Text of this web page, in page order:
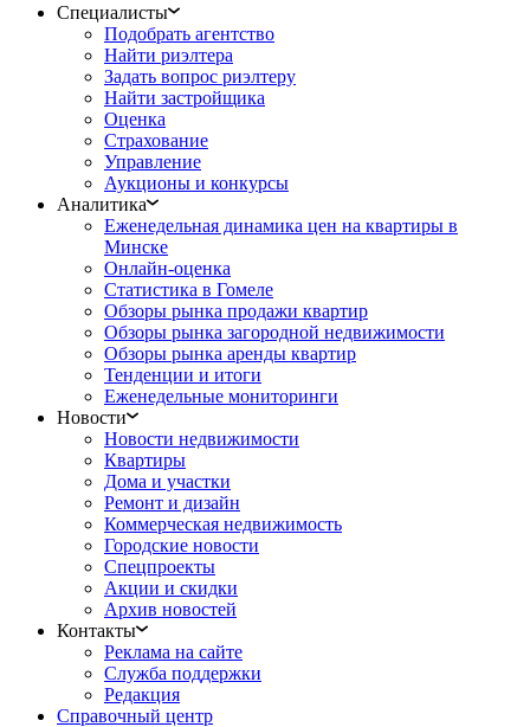
Специалисты
Подобрать агентство
Найти риэлтера
Задать вопрос риэлтеру
Найти застройщика
Оценка
Страхование
Управление
Аукционы и конкурсы
Аналитика
Еженедельная динамика цен на квартиры в
Минске
Онлайн-оценка
Статистика в Гомеле
Обзоры рынка продажи квартир
Обзоры рынка загородной недвижимости
Обзоры рынка аренды квартир
Тенденции и итоги
Еженедельные мониторинги
Новости
Новости недвижимости
Квартиры
Дома и участки
Ремонт и дизайн
Коммерческая недвижимость
Городские новости
Спецпроекты
Акции и скидки
Архив новостей
Контакты
Реклама на сайте
Служба поддержки
Редакция
Справочный центр